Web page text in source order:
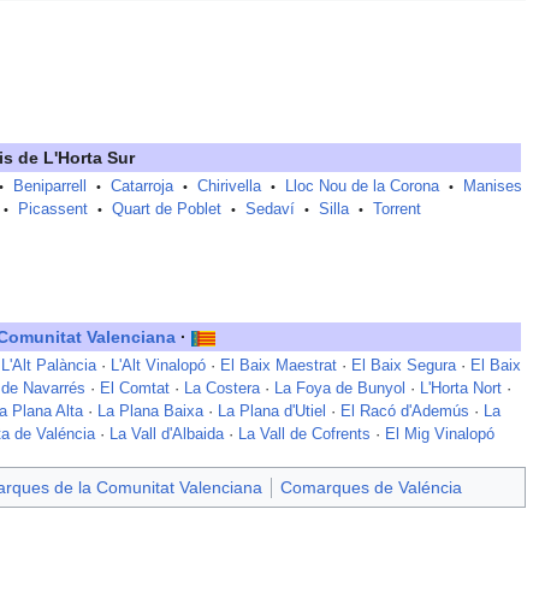
de L'Horta Sur
• Beniparrell • Catarroja • Chirivella • Lloc Nou de la Corona • Manises
• Picassent • Quart de Poblet • Sedaví • Silla • Torrent
Valenciana·
L'Alt Palància· L'Alt Vinalopó · El Baix Maestrat · El Baix Segura· El Baix
Navarrés · El Comtat · La Costera· La Foya de Bunyol · L'Horta Nort ·
Plana Alta· La Plana Baixa· La Plana d'Utiel · El Racó d'Ademús · La
de Valéncia· La Vall d'Albaida· La Vall de Cofrents · El Mig Vinalopó
de la Comunitat Valenciana Comarques de Valéncia